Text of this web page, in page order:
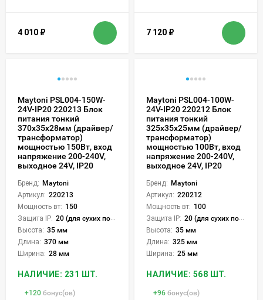
4 010 ₽ 7 120 ₽
Maytoni PSL004-150W-
24V-IP20 220213 Блок
питания тонкий
370x35x28мм (драйвер/
трансформатор)
мощностью 150Вт, вход
напряжение 200-240V,
выходное 24V, IP20
Бренд: Maytoni
Артикул: 220213
Мощность вт: 150
Защита IP: 20 (для сухих пом.)
Высота: 35 мм
Длина: 370 мм
Ширина: 28 мм
НАЛИЧИЕ: 231 ШТ.
+120 бонус(ов)
Maytoni PSL004-100W-
24V-IP20 220212 Блок
питания тонкий
325x35x25мм (драйвер/
трансформатор)
мощностью 100Вт, вход
напряжение 200-240V,
выходное 24V, IP20
Бренд: Maytoni
Артикул: 220212
Мощность вт: 100
Защита IP: 20 (для сухих пом.)
Высота: 35 мм
Длина: 325 мм
Ширина: 25 мм
НАЛИЧИЕ: 568 ШТ.
+96 бонус(ов)